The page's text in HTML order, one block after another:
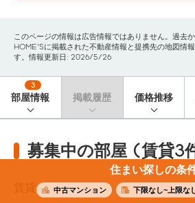
住まい探しの条
中古マンション 下限なし~上限な
このページの情報は広告情報ではありません。過去
HOME'Sに掲載された不動産情報と提携先の地図情
す。情報更新日: 2026/5/26
部屋情報
3
掲載履歴 価格推移
募集中の部屋 (賃貸3
3 件